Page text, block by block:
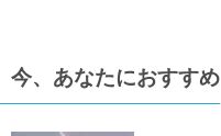
今、あなたにおすすめ